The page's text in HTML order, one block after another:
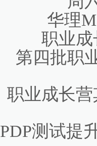
华理
职业
第四批职
职业成长
PDP测试提